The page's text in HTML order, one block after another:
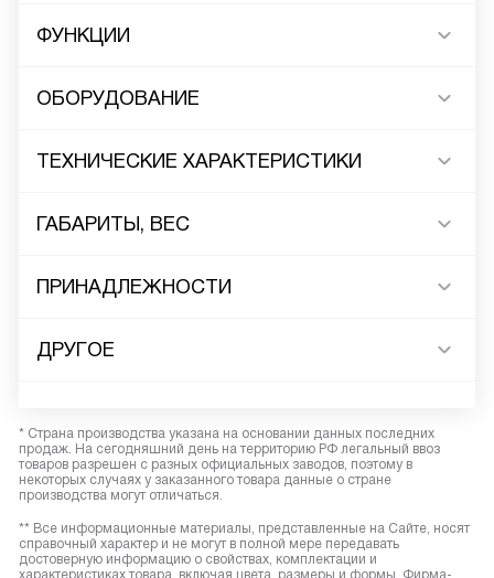
ФУНКЦИИ
ОБОРУДОВАНИЕ
ТЕХНИЧЕСКИЕ ХАРАКТЕРИСТИКИ
ГАБАРИТЫ, ВЕС
ПРИНАДЛЕЖНОСТИ
ДРУГОЕ
* Страна производства указана на основании данных последних
продаж. На сегодняшний день на территорию РФ легальный ввоз
товаров разрешен с разных официальных заводов, поэтому в
некоторых случаях у заказанного товара данные о стране
производства могут отличаться.
** Все информационные материалы, представленные на Сайте, носят
справочный характер и не могут в полной мере передавать
достоверную информацию о свойствах, комплектации и